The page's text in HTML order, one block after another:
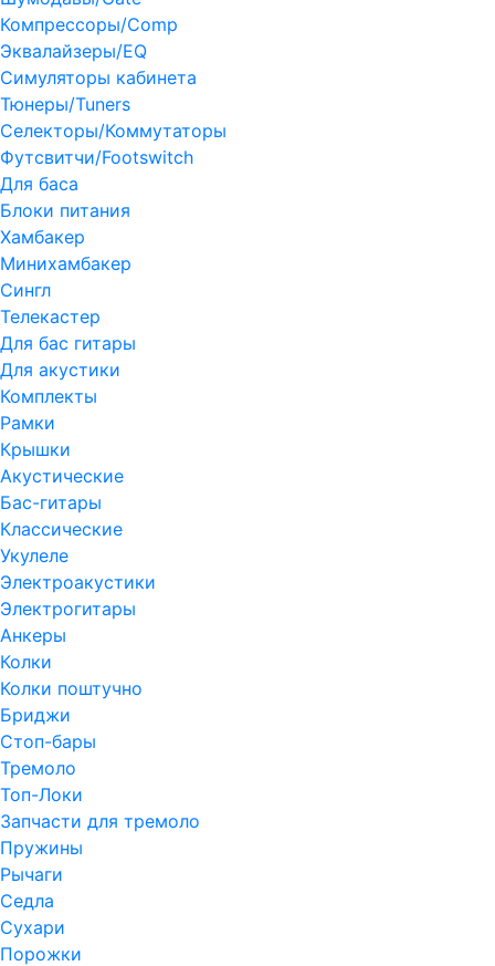
Компрессоры/Comp
Эквалайзеры/EQ
Симуляторы кабинета
Тюнеры/Tuners
Селекторы/Коммутаторы
Футсвитчи/Footswitch
Для баса
Блоки питания
Хамбакер
Минихамбакер
Сингл
Телекастер
Для бас гитары
Для акустики
Комплекты
Рамки
Крышки
Акустические
Бас-гитары
Классические
Укулеле
Электроакустики
Электрогитары
Анкеры
Колки
Колки поштучно
Бриджи
Стоп-бары
Тремоло
Топ-Локи
Запчасти для тремоло
Пружины
Рычаги
Седла
Сухари
Порожки